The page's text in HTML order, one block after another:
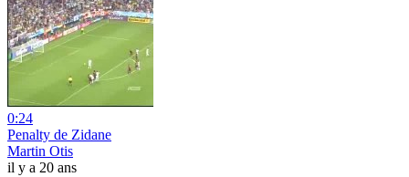
0:24
Penalty de Zidane
Martin Otis
il y a 20 ans